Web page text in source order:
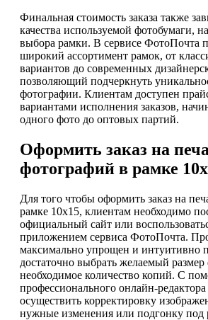
Финальная стоимость заказа также
качества используемой фотобумаги,
выбора рамки. В сервисе ФотоПочта
широкий ассортимент рамок, от
вариантов до современных
позволяющий подчеркнуть
фотографии. Клиентам доступен
вариантами исполнения заказов,
одного фото до оптовых партий.
Оформить заказ на
фотографий в рамке
Для того чтобы оформить заказ на
рамке 10х15, клиентам необходимо
официальный сайт или
приложением сервиса ФотоПочта.
максимально упрощен и интуитивно
достаточно выбрать желаемый
необходимое количество копий. С
профессионального онлайн-
осуществить корректировку
нужные изменения или подгонку под